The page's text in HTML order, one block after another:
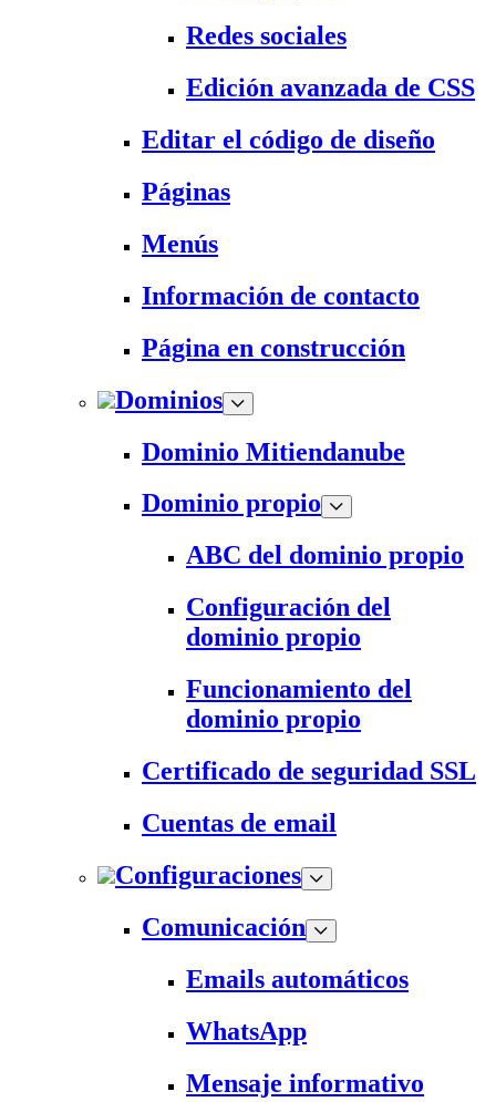
Redes sociales
Edición avanzada de CSS
Editar el código de diseño
Páginas
Menús
Información de contacto
Página en construcción
Dominios
Dominio Mitiendanube
Dominio propio
ABC del dominio propio
Configuración del
dominio propio
Funcionamiento del
dominio propio
Certificado de seguridad SSL
Cuentas de email
Configuraciones
Comunicación
Emails automáticos
WhatsApp
Mensaje informativo